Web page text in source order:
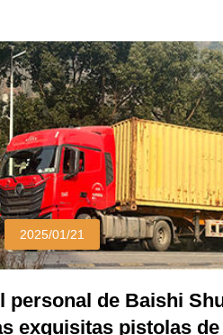
Pero, ¿qué hace que estos
en un mercado lleno de
las ventajas clave de las
impulsando la adopción
2025/01/21
personal de Baishi
exquisitas pistolas